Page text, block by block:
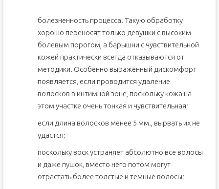
болезненность процесса. Такую обработку
хорошо переносят только девушки с высоким
болевым порогом, а барышни с чувствительной
кожей практически всегда отказываются от
методики. Особенно выраженный дискомфорт
появляется, если проводится удаление
волосков в интимной зоне, поскольку кожа на
этом участке очень тонкая и чувствительная;
если длина волосков менее 5 мм., вырвать их не
удастся;
поскольку воск устраняет абсолютно все волосы
и даже пушок, вместо него потом могут
отрастать более толстые и темные волосы;